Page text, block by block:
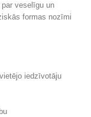
veselīgu un
formas nozīmi
iedzīvotāju